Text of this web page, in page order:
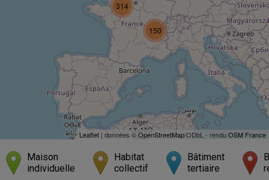
150
314
Leaflet | données ©OpenStreetMap/ODbL - renduOSM France
Maison
individuelle
Habitat
collectif
Bâtiment
tertiaire